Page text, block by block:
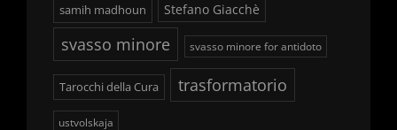
samih madhoun Stefano Giacchè
svasso minore svasso minore for antidoto
Tarocchi della Cura trasformatorio
ustvolskaja